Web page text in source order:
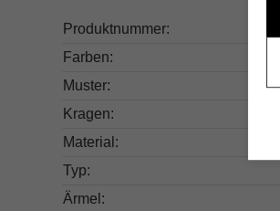
Produktnummer:
Farben:
Muster:
Kragen:
Material:
Typ:
Ärmel: